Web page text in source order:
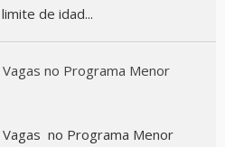
de idad...
no Programa Menor
Vagas no Programa Menor